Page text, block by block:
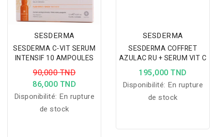
SESDERMA
SESDERMA C-VIT SERUM
INTENSIF 10 AMPOULES
90,000 TND
86,000 TND
Disponibilité: En rupture
de stock
SESDERMA
SESDERMA COFFRET
AZULAC RU + SERUM VIT C
195,000 TND
Disponibilité: En rupture
de stock